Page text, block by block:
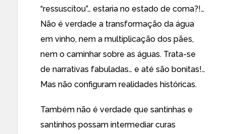
“ressuscitou”… estaria no estado de coma?!…
Não é verdade a transformação da água
em vinho, nem a multiplicação dos pães,
nem o caminhar sobre as águas. Trata-se
de narrativas fabuladas… e até são bonitas!…
Mas não configuram realidades históricas.
Também não é verdade que santinhas e
santinhos possam intermediar curas